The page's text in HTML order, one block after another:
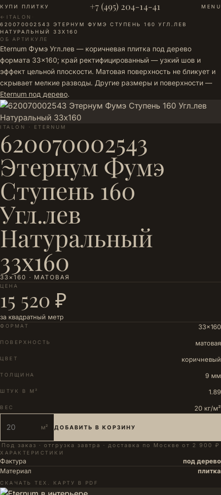
КУПИ ПЛИТКУ +7 (495) 204-14-41
MENU
← ITALON ·
620070002543 ЭТЕРНУМ ФУМЭ СТУПЕНЬ 160 УГЛ.ЛЕВ
НАТУРАЛЬНЫЙ 33Х160
ОБ АРТИКУЛЕ
Eternum Фумэ Угл.лев — коричневая плитка под дерево
формата 33×160; край ректифицированный — узкий шов и
эффект цельной плоскости. Матовая поверхность не бликует и
скрывает мелкие разводы. Другие размеры и поверхности —
Eternum под дерево.
ITALON · ETERNUM
620070002543
Этернум Фумэ
Ступень 160
Угл.лев
Натуральный
33х160
33×160 · МАТОВАЯ
ЦЕНА
15 520 ₽
за квадратный метр
ФОРМАТ 33×160
ПОВЕРХНОСТЬ матовая
ЦВЕТ коричневый
ТОЛЩИНА 9 мм
ШТУК В М² 1.89
ВЕС 20 кг/м²
м² ДОБАВИТЬ В КОРЗИНУ
Под заказ · отгрузка завтра · доставка по Москве от 2 900 ₽
ХАРАКТЕРИСТИКИ
Фактура
под дерево
Материал
плитка
СКАЧАТЬ ТЕХ. КАРТУ В PDF